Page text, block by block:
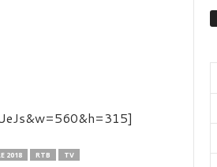
2018 RTB TV